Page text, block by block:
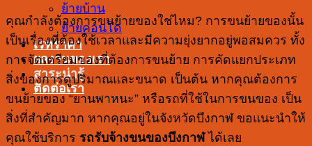
ย้ายบ้าน
ย้ายคอนโด
เรทราคา
ผลงานของเรา
สาระน่ารู้
ติดต่อเรา
คุณกำลังต้องการขนย้ายของใช่ไหม? การขนย้ายของนั้น
เป็นเรื่องที่ต้องใช้เวลาและมีความยุ่งยากอยู่พอสมควร ทั้ง
การจัดเตรียมของที่ต้องการขนย้าย การคัดแยกประเภท
สิ่งของการดูปริมาณและขนาด เป็นต้น หากคุณต้องการ
ขนย้ายของ “ยานพาหนะ” หรือรถที่ใช้ในการขนของ เป็น
สิ่งที่สำคัญมาก หากคุณอยู่ในจังหวัดบึงกาฬ ขอแนะนำให้
คุณใช้บริการ รถรับจ้างขนของบึงกาฬได้เลย